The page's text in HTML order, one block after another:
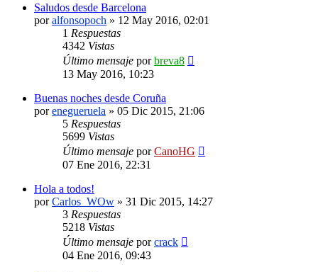
Saludos desde Barcelona
poralfonsopoch » 12 May 2016, 02:01
1 Respuestas
4342 Vistas
Último mensaje porbreva8
13 May 2016, 10:23
Buenas noches desde Coruña
porenegueruela » 05 Dic 2015, 21:06
5 Respuestas
5699 Vistas
Último mensaje porCanoHG
07 Ene 2016, 22:31
Hola a todos!
porCarlos_WOw » 31 Dic 2015, 14:27
3 Respuestas
5218 Vistas
Último mensaje porcrack
04 Ene 2016, 09:43